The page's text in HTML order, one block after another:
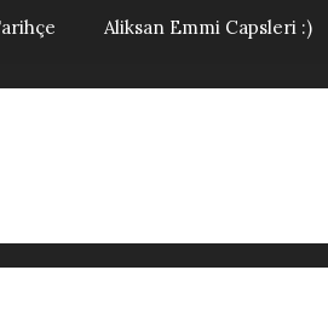
Aliksan Emmi Capsleri :)